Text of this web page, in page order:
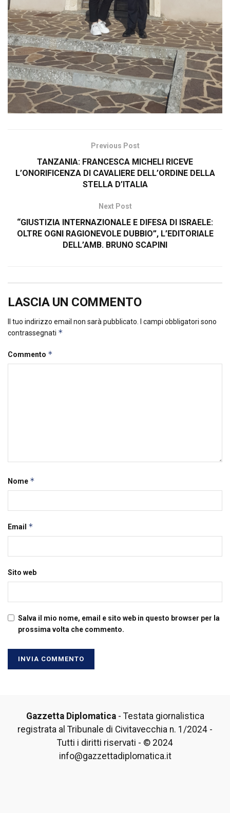
Previous Post
TANZANIA: FRANCESCA MICHELI RICEVE
L’ONORIFICENZA DI CAVALIERE DELL’ORDINE DELLA
STELLA D’ITALIA
Next Post
“GIUSTIZIA INTERNAZIONALE E DIFESA DI ISRAELE:
OLTRE OGNI RAGIONEVOLE DUBBIO”, L’EDITORIALE
DELL’AMB. BRUNO SCAPINI
LASCIA UN COMMENTO
Il tuo indirizzo email non sarà pubblicato. I campi obbligatori sono
contrassegnati *
Commento *
Nome *
Email *
Sito web
Salva il mio nome, email e sito web in questo browser per la
prossima volta che commento.
Gazzetta Diplomatica- Testata giornalistica
registrata al Tribunale di Civitavecchia n. 1/2024 -
Tutti i diritti riservati - © 2024
info@gazzettadiplomatica.it